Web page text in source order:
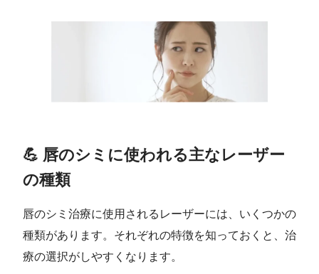
💪 唇のシミに使われる主なレーザー
の種類
唇のシミ治療に使用されるレーザーには、いくつかの
種類があります。それぞれの特徴を知っておくと、治
療の選択がしやすくなります。